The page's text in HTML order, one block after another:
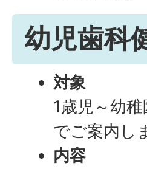
幼児歯科
対象
1歳児～幼
でご案内し
内容